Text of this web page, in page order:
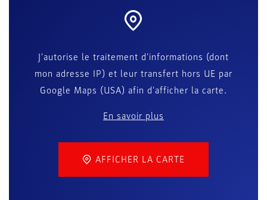
J'autorise le traitement d'informations (dont
mon adresse IP) et leur transfert hors UE par
Google Maps (USA) afin d'afficher la carte.
En savoir plus
AFFICHER LA CARTE